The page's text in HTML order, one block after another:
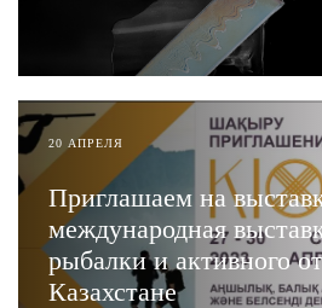
20 АПРЕЛЯ
Приглашаем на
международная
рыбалки и активного
Казахстане